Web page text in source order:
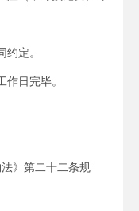
约定。
作 日完毕。
》第二十二条规